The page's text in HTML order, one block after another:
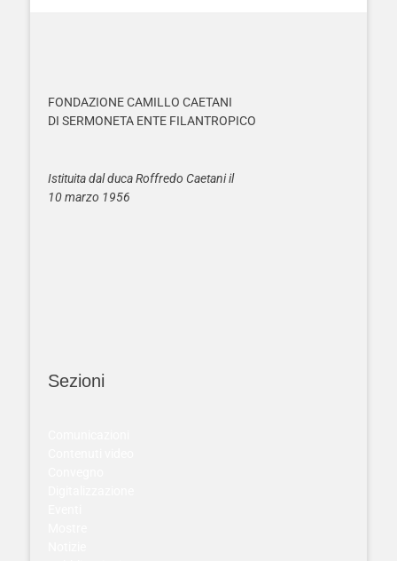
FONDAZIONE CAMILLO CAETANI
DI SERMONETA ENTE FILANTROPICO
Istituita dal duca Roffredo Caetani il
10 marzo 1956
Sezioni